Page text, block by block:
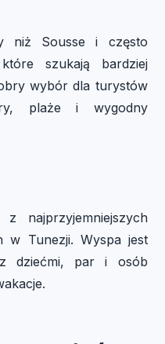
niż Sousse i często
szukają bardziej
wybór dla turystów
plaże i wygodny
najprzyjemniejszych
w Tunezji. Wyspa jest
dziećmi, par i osób